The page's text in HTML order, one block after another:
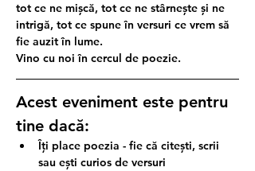
tot ce ne mișcă, tot ce ne stârnește și ne
intrigă, tot ce spune în versuri ce vrem să
fie auzit în lume.
Vino cu noi în cercul de poezie.
Acest eveniment este pentru
tine dacă:
Îți place poezia - fie că citești, scrii
sau ești curios de versuri